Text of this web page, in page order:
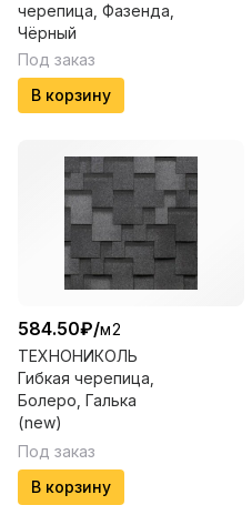
черепица, Фазенда,
Чёрный
Под заказ
В корзину
584.50₽/м2
ТЕХНОНИКОЛЬ
Гибкая черепица,
Болеро, Галька
(new)
Под заказ
В корзину